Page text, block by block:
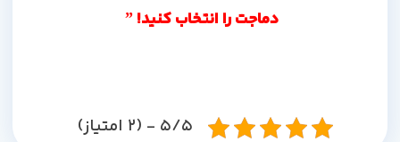
دماجت را انتخاب کنید! ”
5/5 - (2 امتیاز)